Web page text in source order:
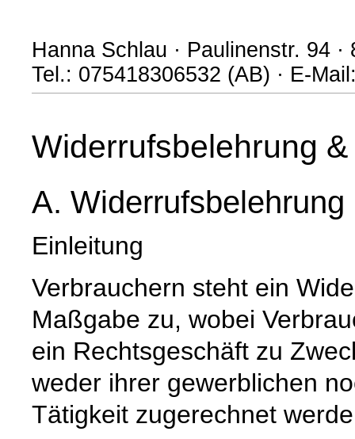
Hanna Schlau · Paulinenstr. 94
Tel.: 075418306532 (AB) · E-
Widerrufsbelehrung
A. Widerrufsbelehrung
Einleitung
Verbrauchern steht ein
Maßgabe zu, wobei
ein Rechtsgeschäft zu
weder ihrer gewerblichen
Tätigkeit zugerechnet